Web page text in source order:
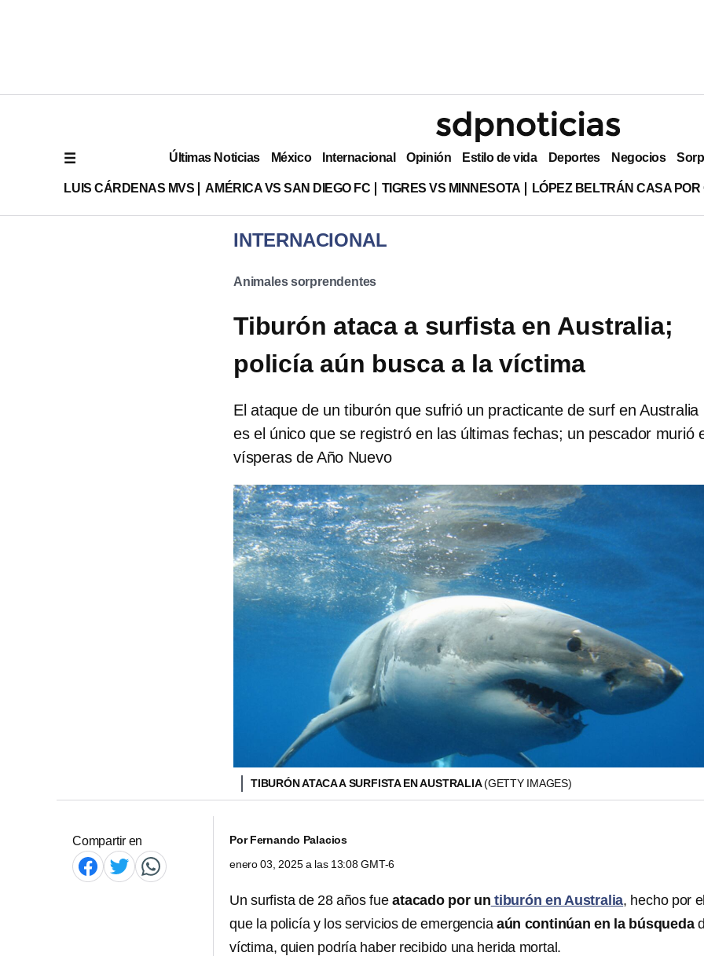
Últimas Noticias México Internacional Opinión Estilo de vida Deportes Negocios
LUIS CÁRDENAS MVS AMÉRICA VS SAN DIEGO FC TIGRES VS MINNESOTA LÓPEZ BELTRÁN CASA POR
INTERNACIONAL
Animales sorprendentes
Tiburón ataca a surfista en Australia;
policía aún busca a la víctima
El ataque de un tiburón que sufrió un practicante de surf en Australia
es el único que se registró en las últimas fechas; un pescador murió
vísperas de Año Nuevo
TIBURÓN ATACA A SURFISTA EN AUSTRALIA(GETTY IMAGES)
Compartir en PorFernando Palacios
enero 03, 2025 a las 13:08 GMT-6
Un surfista de 28 años fueatacado por un tiburón en Australia, hecho por el
que la policía y los servicios de emergencia aún continúan en la búsqueda
víctima, quien podría haber recibido una herida mortal.